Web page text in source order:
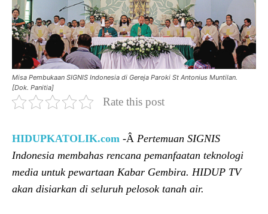
Misa Pembukaan SIGNIS Indonesia di Gereja Paroki St Antonius Muntilan.
[Dok. Panitia]
Rate this post
HIDUPKATOLIK.com -Â Pertemuan SIGNIS
Indonesia membahas rencana pemanfaatan teknologi
media untuk pewartaan Kabar Gembira. HIDUP TV
akan disiarkan di seluruh pelosok tanah air.